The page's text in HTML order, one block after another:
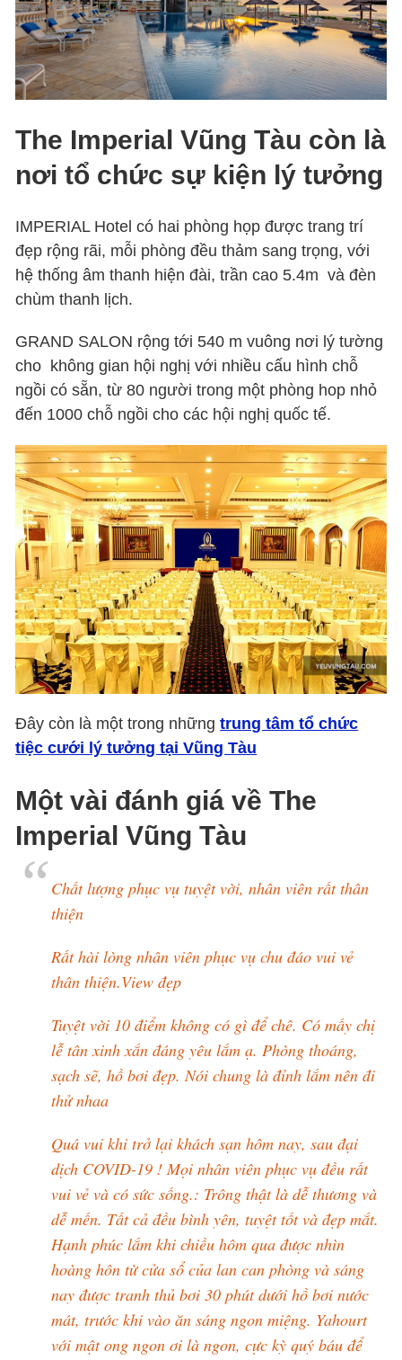
The Imperial Vũng Tàu còn là
nơi tổ chức sự kiện lý tưởng
IMPERIAL Hotel có hai phòng họp được trang trí
đẹp rộng rãi, mỗi phòng đều thảm sang trọng, với
hệ thống âm thanh hiện đài, trần cao 5.4m và đèn
chùm thanh lịch.
GRAND SALON rộng tới 540 m vuông nơi lý tường
cho không gian hội nghị với nhiều cấu hình chỗ
ngồi có sẵn, từ 80 người trong một phòng hop nhỏ
đến 1000 chỗ ngồi cho các hội nghị quốc tế.
Đây còn là một trong nhữngtrung tâm tổ chức
tiệc cưới lý tưởng tại Vũng Tàu
Một vài đánh giá vềThe
Imperial Vũng Tàu
Chất lượng phục vụ tuyệt vời, nhân viên rất thân
thiện
Rất hài lòng nhân viên phục vụ chu đáo vui vẻ
thân thiện.View đẹp
Tuyệt vời 10 điểm không có gì để chê. Có mấy chị
lễ tân xinh xắn đáng yêu lắm ạ. Phòng thoáng,
sạch sẽ, hồ bơi đẹp. Nói chung là đỉnh lắm nên đi
thử nhaa
Quá vui khi trở lại khách sạn hôm nay, sau đại
dịch COVID-19 ! Mọi nhân viên phục vụ đều rất
vui vẻ và có sức sống.: Trông thật là dễ thương và
dễ mến. Tất cả đều bình yên, tuyệt tốt và đẹp mắt.
Hạnh phúc lắm khi chiều hôm qua được nhìn
hoàng hôn từ cửa sổ của lan can phòng và sáng
nay được tranh thủ bơi 30 phút dưới hồ bơi nước
mát, trước khi vào ăn sáng ngon miệng. Yahourt
với mật ong ngon ơi là ngon, cực kỳ quý báu để